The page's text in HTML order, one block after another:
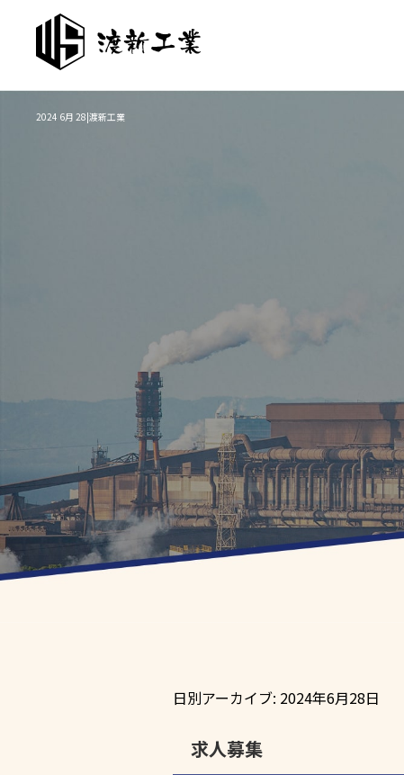
2024 6月 28|渡新工業
日別アーカイブ: 2024年6月28日
求人募集